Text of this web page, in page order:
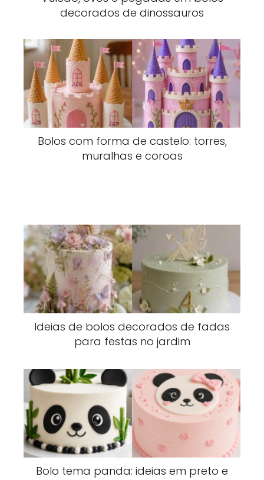
decorados de dinossauros
Bolos com forma de castelo: torres,
muralhas e coroas
Ideias de bolos decorados de fadas
para festas no jardim
Bolo tema panda: ideias em preto e